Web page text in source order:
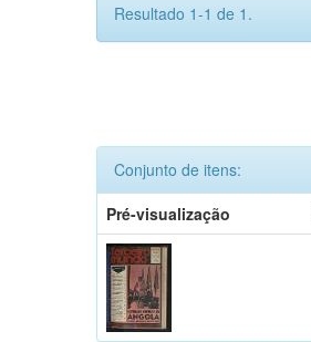
Resultado 1-1 de 1.
Conjunto de itens:
Pré-visualização